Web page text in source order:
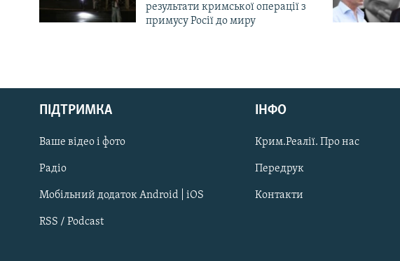
Русский
Qırımtatar
ДОЛУЧАЙСЯ!
результати кримської операції з
примусу Росії до миру
ПІДТРИМКА
Ваше відео і фото
Радіо
Мобільний додаток Android | iOS
RSS / Podcast
ІНФО
Крим.Реалії. Про нас
Передрук
Контакти